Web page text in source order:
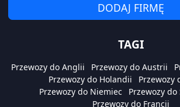
DODAJ FIRMĘ
TAGI
Przewozy do Anglii Przewozy do Austrii
Przewozy do Holandii
Przewozy
Przewozy do Niemiec
Przewozy
Przewozy do Francji